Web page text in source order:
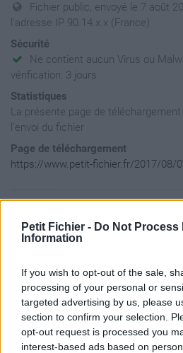
Petit Fichier - Do Not Process
Information
If you wish to opt-out of the sale,
processing of your personal or
targeted advertising by us, please
section to confirm your selection.
opt-out request is processed you
interest-based ads based on
Fichier public, envoyé le 7 août
l'adresse IP 90.14.x.x (France)
Sécurité
Ne contient aucun Virus ou
vérification: 3 jours
Statistiques
La présente page de
l'envoi du fichier
Page de téléchargement
https://www.petit-fichier.fr/2017/08/
encore mdsd : http://www.son-
pied rode : https://